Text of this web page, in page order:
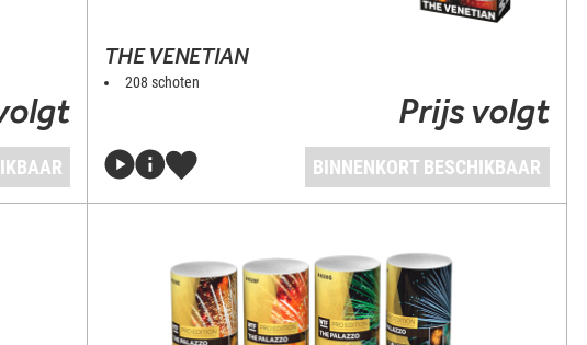
THE VENETIAN
208 schoten
Prijs volgt
BINNENKORT BESCHIKBAAR